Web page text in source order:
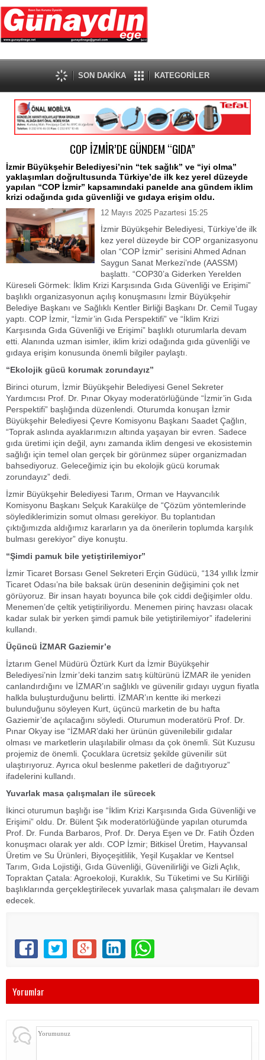
SON DAKİKA KATEGORİLER
COP İZMİR’DE GÜNDEM “GIDA”
İzmir Büyükşehir Belediyesi’nin “tek sağlık” ve “iyi olma”
yaklaşımları doğrultusunda Türkiye’de ilk kez yerel düzeyde
yapılan “COP İzmir” kapsamındaki panelde ana gündem iklim
krizi odağında gıda güvenliği ve gıdaya erişim oldu.
12 Mayıs 2025 Pazartesi 15:25
İzmir Büyükşehir Belediyesi, Türkiye’de ilk
kez yerel düzeyde bir COP organizasyonu
olan “COP İzmir” serisini Ahmed Adnan
Saygun Sanat Merkezi’nde (AASSM)
başlattı. “COP30’a Giderken Yerelden
Küreseli Görmek: İklim Krizi Karşısında Gıda Güvenliği ve Erişimi”
başlıklı organizasyonun açılış konuşmasını İzmir Büyükşehir
Belediye Başkanı ve Sağlıklı Kentler Birliği Başkanı Dr. Cemil Tugay
yaptı. COP İzmir, “İzmir’in Gıda Perspektifi” ve “İklim Krizi
Karşısında Gıda Güvenliği ve Erişimi” başlıklı oturumlarla devam
etti. Alanında uzman isimler, iklim krizi odağında gıda güvenliği ve
gıdaya erişim konusunda önemli bilgiler paylaştı.
“Ekolojik gücü korumak zorundayız”
Birinci oturum, İzmir Büyükşehir Belediyesi Genel Sekreter
Yardımcısı Prof. Dr. Pınar Okyay moderatörlüğünde “İzmir’in Gıda
Perspektifi” başlığında düzenlendi. Oturumda konuşan İzmir
Büyükşehir Belediyesi Çevre Komisyonu Başkanı Saadet Çağlın,
“Toprak aslında ayaklarımızın altında yaşayan bir evren. Sadece
gıda üretimi için değil, aynı zamanda iklim dengesi ve ekosistemin
sağlığı için temel olan gerçek bir görünmez süper organizmadan
bahsediyoruz. Geleceğimiz için bu ekolojik gücü korumak
zorundayız” dedi.
İzmir Büyükşehir Belediyesi Tarım, Orman ve Hayvancılık
Komisyonu Başkanı Selçuk Karakülçe de “Çözüm yöntemlerinde
söylediklerimizin somut olması gerekiyor. Bu toplantıdan
çıktığımızda aldığımız kararların ya da önerilerin toplumda karşılık
bulması gerekiyor” diye konuştu.
“Şimdi pamuk bile yetiştirilemiyor”
İzmir Ticaret Borsası Genel Sekreteri Erçin Güdücü, “134 yıllık İzmir
Ticaret Odası’na bile baksak ürün deseninin değişimini çok net
görüyoruz. Bir insan hayatı boyunca bile çok ciddi değişimler oldu.
Menemen’de çeltik yetiştiriliyordu. Menemen pirinç havzası olacak
kadar sulak bir yerken şimdi pamuk bile yetiştirilemiyor” ifadelerini
kullandı.
Üçüncü İZMAR Gaziemir’e
İztarım Genel Müdürü Öztürk Kurt da İzmir Büyükşehir
Belediyesi’nin İzmir’deki tanzim satış kültürünü İZMAR ile yeniden
canlandırdığını ve İZMAR’ın sağlıklı ve güvenilir gıdayı uygun fiyatla
halkla buluşturduğunu belirtti. İZMAR’ın kentte iki merkezi
bulunduğunu söyleyen Kurt, üçüncü marketin de bu hafta
Gaziemir’de açılacağını söyledi. Oturumun moderatörü Prof. Dr.
Pınar Okyay ise “İZMAR’daki her ürünün güvenilebilir gıdalar
olması ve marketlerin ulaşılabilir olması da çok önemli. Süt Kuzusu
projemiz de önemli. Çocuklara ücretsiz şekilde güvenilir süt
ulaştırıyoruz. Ayrıca okul beslenme paketleri de dağıtıyoruz”
ifadelerini kullandı.
Yuvarlak masa çalışmaları ile sürecek
İkinci oturumun başlığı ise “İklim Krizi Karşısında Gıda Güvenliği ve
Erişimi” oldu. Dr. Bülent Şık moderatörlüğünde yapılan oturumda
Prof. Dr. Funda Barbaros, Prof. Dr. Derya Eşen ve Dr. Fatih Özden
konuşmacı olarak yer aldı. COP İzmir; Bitkisel Üretim, Hayvansal
Üretim ve Su Ürünleri, Biyoçeşitlilik, Yeşil Kuşaklar ve Kentsel
Tarım, Gıda Lojistiği, Gıda Güvenliği, Güvenilirliği ve Gizli Açlık,
Topraktan Çatala: Agroekoloji, Kuraklık, Su Tüketimi ve Su Kirliliği
başlıklarında gerçekleştirilecek yuvarlak masa çalışmaları ile devam
edecek.
Yorumlar